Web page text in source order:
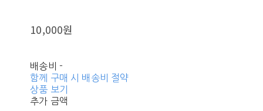
10,000원
배송비 -
함께 구매 시 배송비 절약
상품 보기
추가 금액